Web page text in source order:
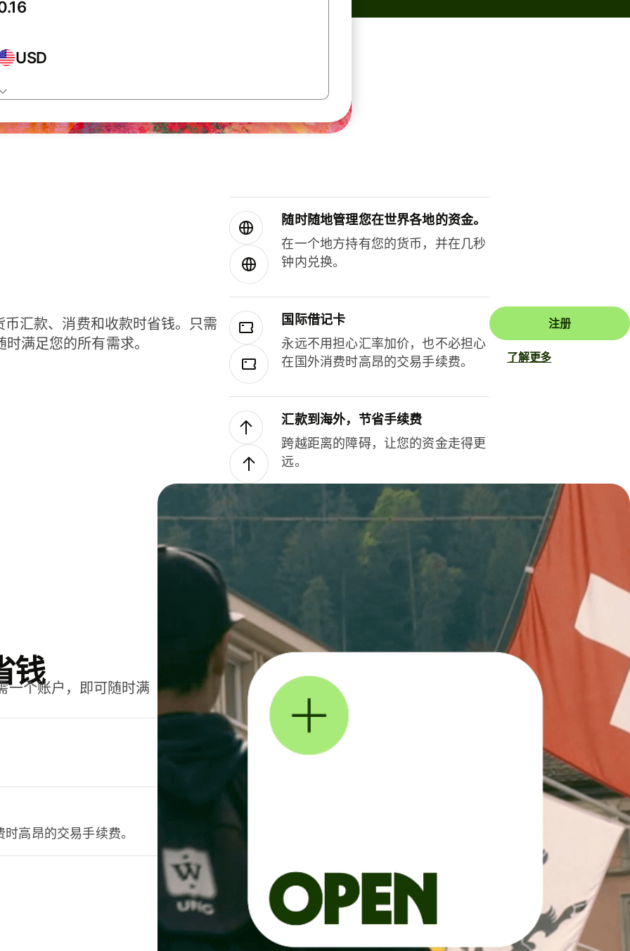
USD
汇款、消费和收款时省钱。只需
满足您的所有需求。
随时随地管理您在世界各地的资金。
在一个地方持有您的货币，并在几秒
钟内兑换。
国际借记卡
永远不用担心汇率加价，也不必担心
在国外消费时高昂的交易手续费。
汇款到海外，节省手续费
跨越距离的障碍，让您的资金走得更
远。
注册
了解更多
钱
一个账户，即可随时满
高昂的交易手续费。